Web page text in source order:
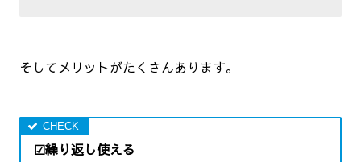
そしてメリットがたくさんあります。
☑繰り返し使える